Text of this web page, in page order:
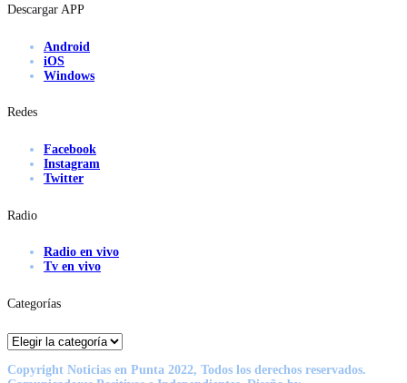
Descargar APP
Android
iOS
Windows
Redes
Facebook
Instagram
Twitter
Radio
Radio en vivo
Tv en vivo
Categorías
Categorías
Copyright Noticias en Punta 2022, Todos los derechos reservados.